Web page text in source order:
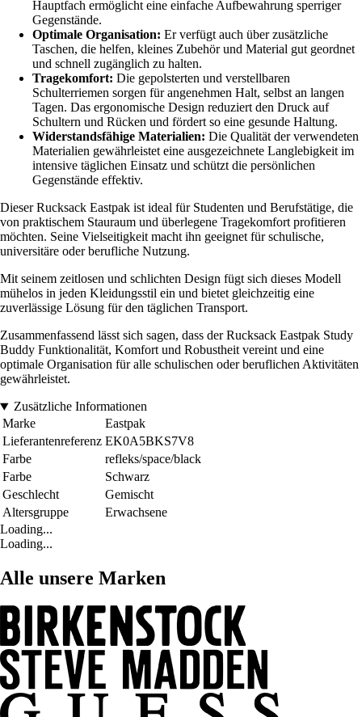
Hauptfach ermöglicht eine einfache Aufbewahrung sperriger
Gegenstände.
Optimale Organisation: Er verfügt auch über zusätzliche
Taschen, die helfen, kleines Zubehör und Material gut geordnet
und schnell zugänglich zu halten.
Tragekomfort: Die gepolsterten und verstellbaren
Schulterriemen sorgen für angenehmen Halt, selbst an langen
Tagen. Das ergonomische Design reduziert den Druck auf
Schultern und Rücken und fördert so eine gesunde Haltung.
Widerstandsfähige Materialien: Die Qualität der verwendeten
Materialien gewährleistet eine ausgezeichnete Langlebigkeit im
intensive täglichen Einsatz und schützt die persönlichen
Gegenstände effektiv.
Dieser Rucksack Eastpak ist ideal für Studenten und Berufstätige, die
von praktischem Stauraum und überlegene Tragekomfort profitieren
möchten. Seine Vielseitigkeit macht ihn geeignet für schulische,
universitäre oder berufliche Nutzung.
Mit seinem zeitlosen und schlichten Design fügt sich dieses Modell
mühelos in jeden Kleidungsstil ein und bietet gleichzeitig eine
zuverlässige Lösung für den täglichen Transport.
Zusammenfassend lässt sich sagen, dass der Rucksack Eastpak Study
Buddy Funktionalität, Komfort und Robustheit vereint und eine
optimale Organisation für alle schulischen oder beruflichen Aktivitäten
gewährleistet.
Zusätzliche Informationen
Marke
Eastpak
Lieferantenreferenz EK0A5BKS7V8
Farbe
refleks/space/black
Farbe
Schwarz
Geschlecht
Gemischt
Altersgruppe
Erwachsene
Loading...
Loading...
Alle unsere Marken